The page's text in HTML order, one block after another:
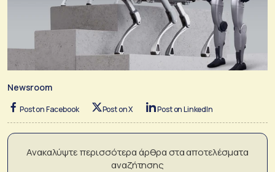
Newsroom
Post on Facebook Post on X Post on LinkedIn
Ανακαλύψτε περισσότερα άρθρα στα αποτελέσματα
αναζήτησης